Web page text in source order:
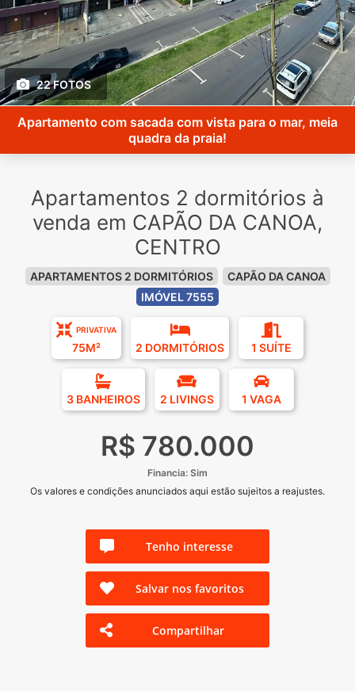
22 FOTOS
Apartamento com sacada com vista para o mar, meia
quadra da praia!
Apartamentos 2 dormitórios à
venda em CAPÃO DA CANOA,
CENTRO
APARTAMENTOS 2 DORMITÓRIOS
CAPÃO DA CANOA
IMÓVEL 7555
PRIVATIVA
75M² 2 DORMITÓRIOS 1 SUÍTE
3 BANHEIROS 2 LIVINGS 1 VAGA
R$ 780.000
Financia: Sim
Os valores e condições anunciados aqui estão sujeitos a reajustes.
Tenho interesse
Salvar nos favoritos
Compartilhar